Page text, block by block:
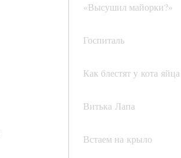
«Высушил майорки?»
Госпиталь
Как блестят у кота яйца
Витька Лапа
Встаем на крыло